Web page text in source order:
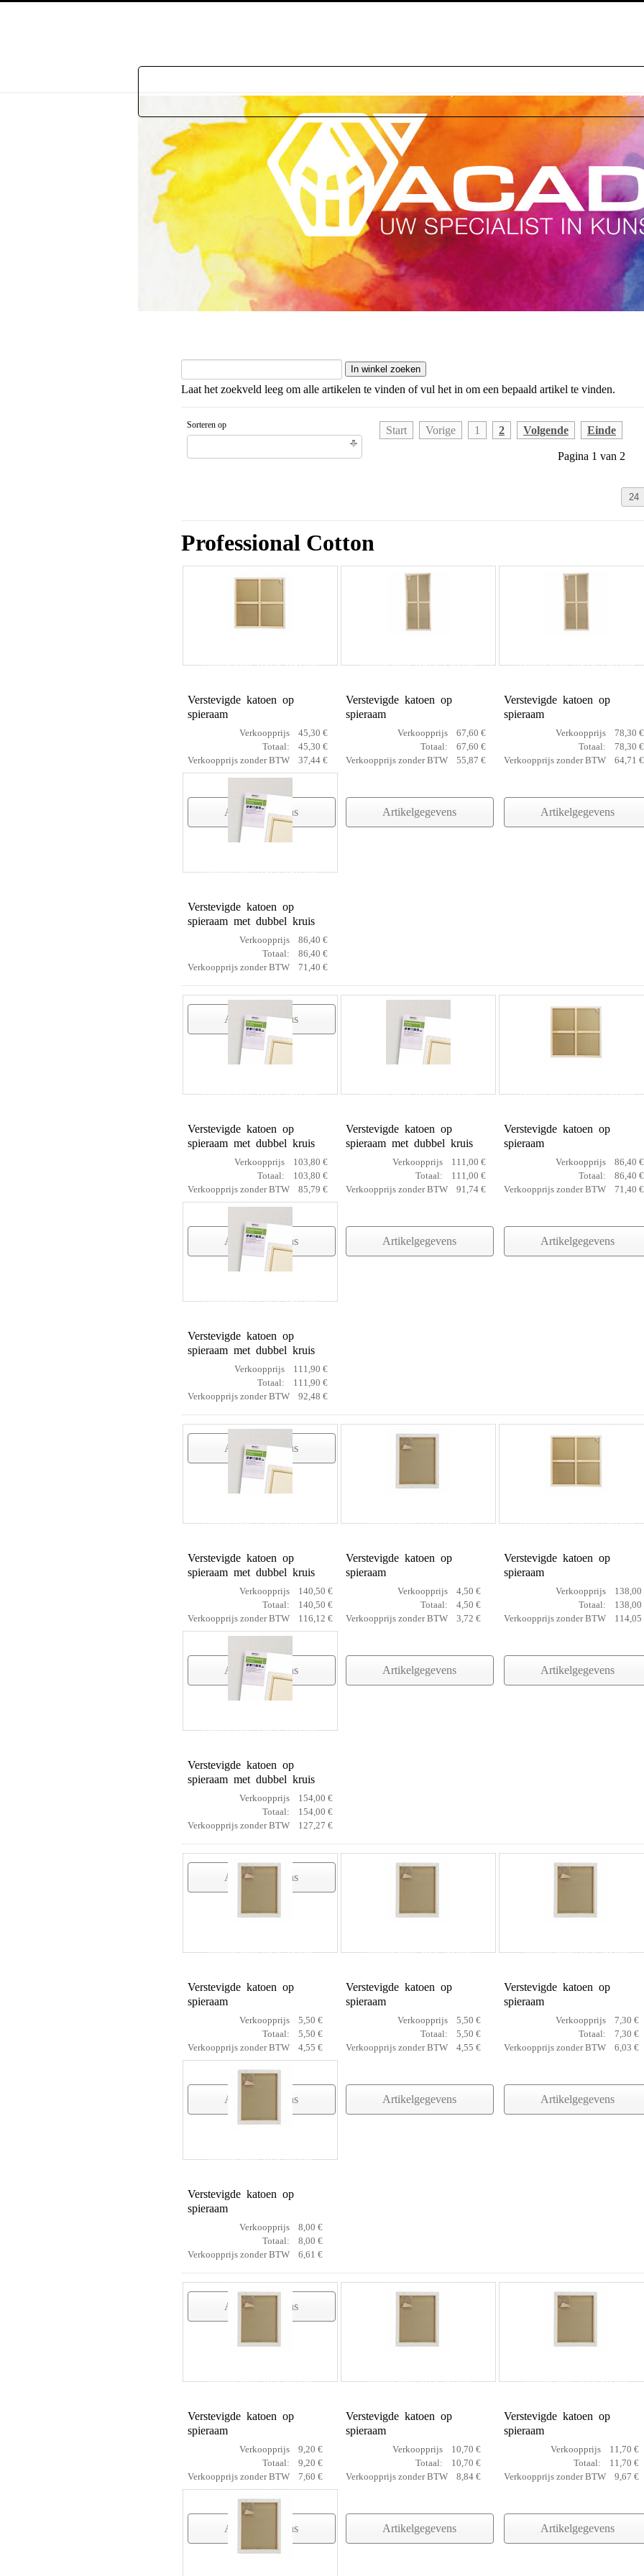
Laat het zoekveld leeg om alle artikelen te vinden of vul het in om een bepaald artikel te vinden.
Sorteren op Start Vorige 1 2 Volgende Einde
Pagina 1 van 2
Professional Cotton
cotton prof 100 x 100 cm
Verstevigde katoen op
spieraam
Verkoopprijs
45,30 €
Totaal:
45,30 €
Verkoopprijs zonder BTW
37,44 €
Artikelgegevens
cotton prof 100 x 120 cm
Verstevigde katoen op
spieraam
Verkoopprijs
67,60 €
Totaal:
67,60 €
Verkoopprijs zonder BTW
55,87 €
Artikelgegevens
cotton prof 100 x 140 cm
Verstevigde katoen op
spieraam
Verkoopprijs
78,30 €
Totaal:
78,30 €
Verkoopprijs zonder BTW
64,71 €
Artikelgegevens
cotton prof 100 x 150 cm
Verstevigde katoen op
spieraam met dubbel kruis
Verkoopprijs
86,40 €
Totaal:
86,40 €
Verkoopprijs zonder BTW
71,40 €
Artikelgegevens
cotton prof 100 x 160 cm
Verstevigde katoen op
spieraam met dubbel kruis
Verkoopprijs
103,80 €
Totaal:
103,80 €
Verkoopprijs zonder BTW
85,79 €
Artikelgegevens
cotton prof 100 x 180 cm
Verstevigde katoen op
spieraam met dubbel kruis
Verkoopprijs
111,00 €
Totaal:
111,00 €
Verkoopprijs zonder BTW
91,74 €
Artikelgegevens
cotton prof 120 x 120 cm
Verstevigde katoen op
spieraam
Verkoopprijs
86,40 €
Totaal:
86,40 €
Verkoopprijs zonder BTW
71,40 €
Artikelgegevens
cotton prof 120 x 150 cm
Verstevigde katoen op
spieraam met dubbel kruis
Verkoopprijs
111,90 €
Totaal:
111,90 €
Verkoopprijs zonder BTW
92,48 €
Artikelgegevens
cotton prof 120 x 180 cm
Verstevigde katoen op
spieraam met dubbel kruis
Verkoopprijs
140,50 €
Totaal:
140,50 €
Verkoopprijs zonder BTW
116,12 €
Artikelgegevens
cotton prof 13 x 18 cm
Verstevigde katoen op
spieraam
Verkoopprijs
4,50 €
Totaal:
4,50 €
Verkoopprijs zonder BTW
3,72 €
Artikelgegevens
cotton prof 140 x 140 cm
Verstevigde katoen op
spieraam
Verkoopprijs
138,00
Totaal:
138,00
Verkoopprijs zonder BTW
114,05
Artikelgegevens
cotton prof 140 x 180 cm
Verstevigde katoen op
spieraam met dubbel kruis
Verkoopprijs
154,00 €
Totaal:
154,00 €
Verkoopprijs zonder BTW
127,27 €
Artikelgegevens
cotton prof 18 x 24 cm
Verstevigde katoen op
spieraam
Verkoopprijs
5,50 €
Totaal:
5,50 €
Verkoopprijs zonder BTW
4,55 €
Artikelgegevens
cotton prof 20 x 20 cm
Verstevigde katoen op
spieraam
Verkoopprijs
5,50 €
Totaal:
5,50 €
Verkoopprijs zonder BTW
4,55 €
Artikelgegevens
cotton prof 24 x 30 cm
Verstevigde katoen op
spieraam
Verkoopprijs
7,30 €
Totaal:
7,30 €
Verkoopprijs zonder BTW
6,03 €
Artikelgegevens
cotton prof 30 x 30 cm
Verstevigde katoen op
spieraam
Verkoopprijs
8,00 €
Totaal:
8,00 €
Verkoopprijs zonder BTW
6,61 €
Artikelgegevens
cotton prof 30 x 40 cm
Verstevigde katoen op
spieraam
Verkoopprijs
9,20 €
Totaal:
9,20 €
Verkoopprijs zonder BTW
7,60 €
Artikelgegevens
cotton prof 40 x 40 cm
Verstevigde katoen op
spieraam
Verkoopprijs
10,70 €
Totaal:
10,70 €
Verkoopprijs zonder BTW
8,84 €
Artikelgegevens
cotton prof 40 x 50 cm
Verstevigde katoen op
spieraam
Verkoopprijs
11,70 €
Totaal:
11,70 €
Verkoopprijs zonder BTW
9,67 €
Artikelgegevens